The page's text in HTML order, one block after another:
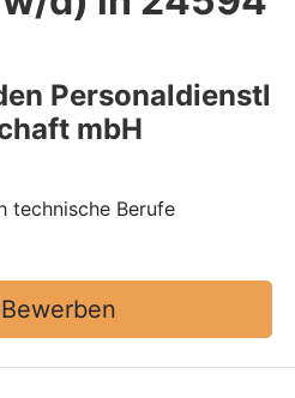
Personaldienstl
mbH
technische Berufe